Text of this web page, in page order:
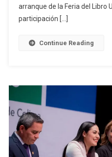
arranque de la Feria del Libro
participación […]
Continue Reading